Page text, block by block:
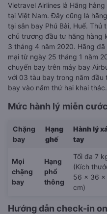
Vietravel Airlines là Hãng
tại Việt Nam. Đây cũng là
tại sân bay Phú Bài, Huế.
chủ trương đầu tư hãng hàng
3 tháng 4 năm 2020. Hãng
mại từ ngày 25 tháng 1 năm
chuyến bay trên máy bay
với 03 tàu bay trong năm đầu
bay vào năm thứ hai khai thác.
Mức hành lý miễn
Chặng
bay
Hạng
ghế
Hành lý
tay
Mọi
chặng
bay
Hạng
phổ
thông
Tối đa 7
(Kích
56 x 36 x
cm)
Hướng dẫn check-in